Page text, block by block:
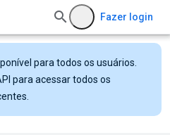
Fazer login
para todos os usuários.
para acessar todos os